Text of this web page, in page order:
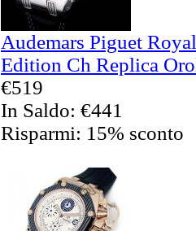
Audemars Piguet
Edition Ch Replica
€519
In Saldo: €441
Risparmi: 15% sconto